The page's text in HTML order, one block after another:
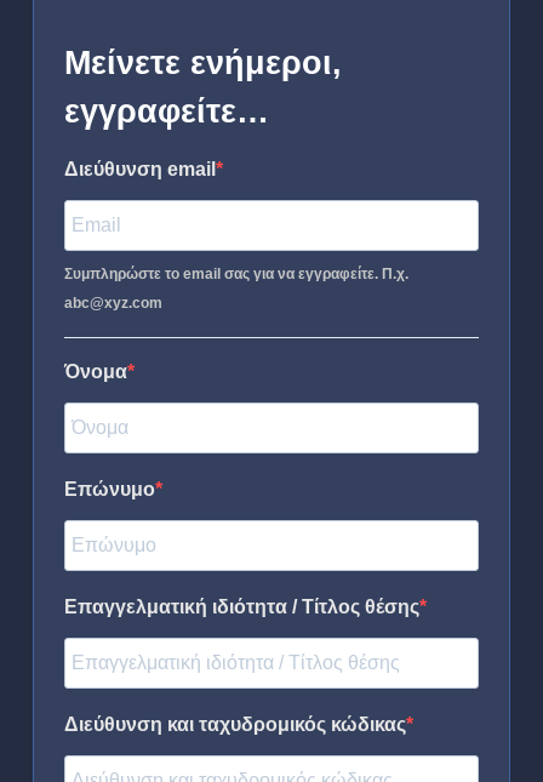
Μείνετε ενήμεροι,
εγγραφείτε…
Διεύθυνση email
Συμπληρώστε το email σας για να εγγραφείτε. Π.χ.
abc@xyz.com
Όνομα
Επώνυμο
Επαγγελματική ιδιότητα / Τίτλος θέσης
Διεύθυνση και ταχυδρομικός κώδικας